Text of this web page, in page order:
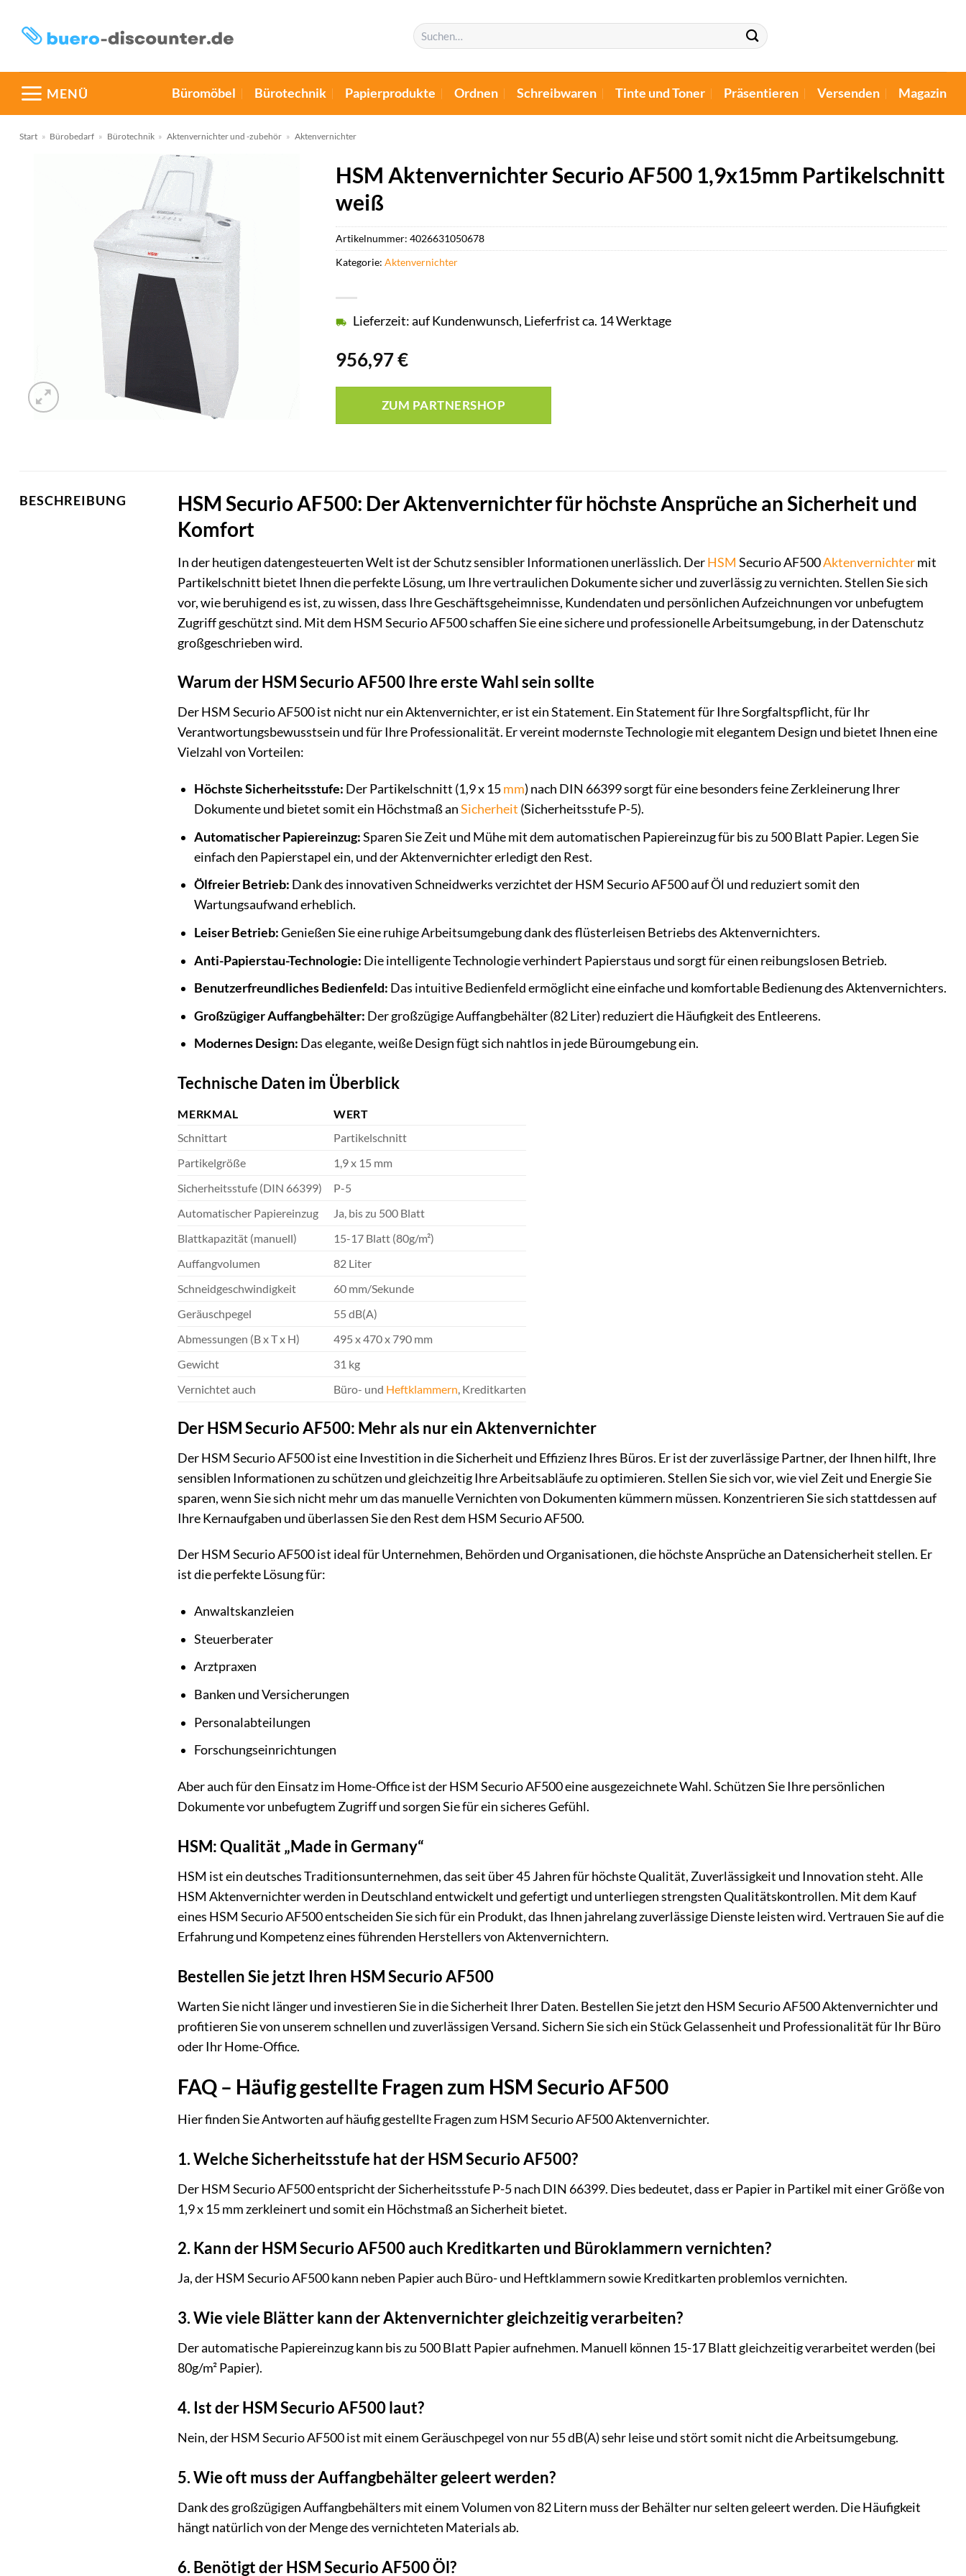
Inhalt
springen
Suchen
nach:
MENÜ Büromöbel Bürotechnik Papierprodukte Ordnen Schreibwaren Tinte und Toner Präsentieren Versenden Magazin
Start » Bürobedarf » Bürotechnik » Aktenvernichter und -zubehör » Aktenvernichter
HSM Aktenvernichter Securio AF500 1,9x15mm Partikelschnitt
weiß
956,97€
Lieferzeit: auf Kundenwunsch, Lieferfrist ca. 14 Werktage
ZUM PARTNERSHOP
Artikelnummer: 4026631050678
Kategorie: Aktenvernichter
BESCHREIBUNG
HSM Securio AF500: Der Aktenvernichter für höchste Ansprüche an Sicherheit und
Komfort
In der heutigen datengesteuerten Welt ist der Schutz sensibler Informationen unerlässlich. DerHSM Securio AF500Aktenvernichtermit
Partikelschnitt bietet Ihnen die perfekte Lösung, um Ihre vertraulichen Dokumente sicher und zuverlässig zu vernichten. Stellen Sie sich
vor, wie beruhigend es ist, zu wissen, dass Ihre Geschäftsgeheimnisse, Kundendaten und persönlichen Aufzeichnungen vor unbefugtem
Zugriff geschützt sind. Mit dem HSM Securio AF500 schaffen Sie eine sichere und professionelle Arbeitsumgebung, in der Datenschutz
großgeschrieben wird.
Warum der HSM Securio AF500 Ihre erste Wahl sein sollte
Der HSM Securio AF500 ist nicht nur ein Aktenvernichter, er ist ein Statement. Ein Statement für Ihre Sorgfaltspflicht, für Ihr
Verantwortungsbewusstsein und für Ihre Professionalität. Er vereint modernste Technologie mit elegantem Design und bietet Ihnen eine
Vielzahl von Vorteilen:
Höchste Sicherheitsstufe: Der Partikelschnitt (1,9 x 15mm) nach DIN 66399 sorgt für eine besonders feine Zerkleinerung Ihrer
Dokumente und bietet somit ein Höchstmaß anSicherheit (Sicherheitsstufe P-5).
Automatischer Papiereinzug:Sparen Sie Zeit und Mühe mit dem automatischen Papiereinzug für bis zu 500 Blatt Papier. Legen Sie
einfach den Papierstapel ein, und der Aktenvernichter erledigt den Rest.
Ölfreier Betrieb: Dank des innovativen Schneidwerks verzichtet der HSM Securio AF500 auf Öl und reduziert somit den
Wartungsaufwand erheblich.
Leiser Betrieb:Genießen Sie eine ruhige Arbeitsumgebung dank des flüsterleisen Betriebs des Aktenvernichters.
Anti-Papierstau-Technologie: Die intelligente Technologie verhindert Papierstaus und sorgt für einen reibungslosen Betrieb.
Benutzerfreundliches Bedienfeld: Das intuitive Bedienfeld ermöglicht eine einfache und komfortable Bedienung des Aktenvernichters.
Großzügiger Auffangbehälter: Der großzügige Auffangbehälter (82 Liter) reduziert die Häufigkeit des Entleerens.
Modernes Design: Das elegante, weiße Design fügt sich nahtlos in jede Büroumgebung ein.
Technische Daten im Überblick
MERKMAL
WERT
Schnittart
Partikelschnitt
Partikelgröße
1,9 x 15 mm
Sicherheitsstufe (DIN 66399)
P-5
Automatischer Papiereinzug
Ja, bis zu 500 Blatt
Blattkapazität (manuell)
15-17 Blatt (80g/m²)
Auffangvolumen
82 Liter
Schneidgeschwindigkeit
60 mm/Sekunde
Geräuschpegel
55 dB(A)
Abmessungen (B x T x H)
495 x 470 x 790 mm
Gewicht
31 kg
Vernichtet auch
Büro- und Heftklammern, Kreditkarten
Der HSM Securio AF500: Mehr als nur ein Aktenvernichter
Der HSM Securio AF500 ist eine Investition in die Sicherheit und Effizienz Ihres Büros. Er ist der zuverlässige Partner, der Ihnen hilft, Ihre
sensiblen Informationen zu schützen und gleichzeitig Ihre Arbeitsabläufe zu optimieren. Stellen Sie sich vor, wie viel Zeit und Energie Sie
sparen, wenn Sie sich nicht mehr um das manuelle Vernichten von Dokumenten kümmern müssen. Konzentrieren Sie sich stattdessen auf
Ihre Kernaufgaben und überlassen Sie den Rest dem HSM Securio AF500.
Der HSM Securio AF500 ist ideal für Unternehmen, Behörden und Organisationen, die höchste Ansprüche an Datensicherheit stellen. Er
ist die perfekte Lösung für:
Anwaltskanzleien
Steuerberater
Arztpraxen
Banken und Versicherungen
Personalabteilungen
Forschungseinrichtungen
Aber auch für den Einsatz im Home-Office ist der HSM Securio AF500 eine ausgezeichnete Wahl. Schützen Sie Ihre persönlichen
Dokumente vor unbefugtem Zugriff und sorgen Sie für ein sicheres Gefühl.
HSM: Qualität „Made in Germany“
HSM ist ein deutsches Traditionsunternehmen, das seit über 45 Jahren für höchste Qualität, Zuverlässigkeit und Innovation steht. Alle
HSM Aktenvernichter werden in Deutschland entwickelt und gefertigt und unterliegen strengsten Qualitätskontrollen. Mit dem Kauf
eines HSM Securio AF500 entscheiden Sie sich für ein Produkt, das Ihnen jahrelang zuverlässige Dienste leisten wird. Vertrauen Sie auf die
Erfahrung und Kompetenz eines führenden Herstellers von Aktenvernichtern.
Bestellen Sie jetzt Ihren HSM Securio AF500
Warten Sie nicht länger und investieren Sie in die Sicherheit Ihrer Daten. Bestellen Sie jetzt den HSM Securio AF500 Aktenvernichter und
profitieren Sie von unserem schnellen und zuverlässigen Versand. Sichern Sie sich ein Stück Gelassenheit und Professionalität für Ihr Büro
oder Ihr Home-Office.
FAQ – Häufig gestellte Fragen zum HSM Securio AF500
Hier finden Sie Antworten auf häufig gestellte Fragen zum HSM Securio AF500 Aktenvernichter.
1. Welche Sicherheitsstufe hat der HSM Securio AF500?
Der HSM Securio AF500 entspricht der Sicherheitsstufe P-5 nach DIN 66399. Dies bedeutet, dass er Papier in Partikel mit einer Größe von
1,9 x 15 mm zerkleinert und somit ein Höchstmaß an Sicherheit bietet.
2. Kann der HSM Securio AF500 auch Kreditkarten und Büroklammern vernichten?
Ja, der HSM Securio AF500 kann neben Papier auch Büro- und Heftklammern sowie Kreditkarten problemlos vernichten.
3. Wie viele Blätter kann der Aktenvernichter gleichzeitig verarbeiten?
Der automatische Papiereinzug kann bis zu 500 Blatt Papier aufnehmen. Manuell können 15-17 Blatt gleichzeitig verarbeitet werden (bei
80g/m² Papier).
4. Ist der HSM Securio AF500 laut?
Nein, der HSM Securio AF500 ist mit einem Geräuschpegel von nur 55 dB(A) sehr leise und stört somit nicht die Arbeitsumgebung.
5. Wie oft muss der Auffangbehälter geleert werden?
Dank des großzügigen Auffangbehälters mit einem Volumen von 82 Litern muss der Behälter nur selten geleert werden. Die Häufigkeit
hängt natürlich von der Menge des vernichteten Materials ab.
6. Benötigt der HSM Securio AF500 Öl?